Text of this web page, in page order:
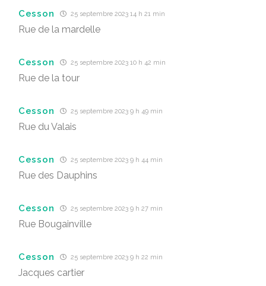
Cesson 25 septembre 2023 14 h 21 min
Rue de la mardelle
Cesson 25 septembre 2023 10 h 42 min
Rue de la tour
Cesson 25 septembre 2023 9 h 49 min
Rue du Valais
Cesson 25 septembre 2023 9 h 44 min
Rue des Dauphins
Cesson 25 septembre 2023 9 h 27 min
Rue Bougainville
Cesson 25 septembre 2023 9 h 22 min
Jacques cartier